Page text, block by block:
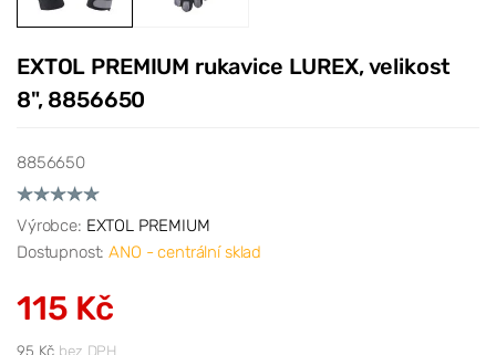
EXTOL PREMIUM rukavice LUREX, velikost
8", 8856650
8856650
Výrobce: EXTOL PREMIUM
Dostupnost:ANO - centrální sklad
115 Kč
95 Kč bez DPH